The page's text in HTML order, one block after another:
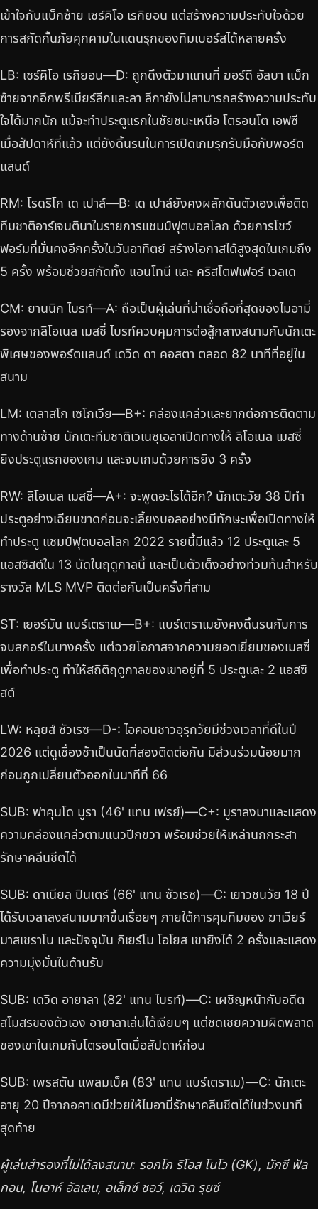
เข้าใจกับแบ็กซ้าย เซร์คิโอ เรกิยอน แต่สร้างความประทับใจด้วย
การสกัดกั้นภัยคุกคามในแดนรุกของทิมเบอร์สได้หลายครั้ง
LB: เซร์คิโอ เรกิยอน—D: ถูกดึงตัวมาแทนที่ ฆอร์ดี อัลบา แบ็ก
ซ้ายจากอีกพรีเมียร์ลีกและลา ลีกายังไม่สามารถสร้างความประทับ
ใจได้มากนัก แม้จะทำประตูแรกในชัยชนะเหนือ โตรอนโต เอฟซี
เมื่อสัปดาห์ที่แล้ว แต่ยังดิ้นรนในการเปิดเกมรุกรับมือกับพอร์ต
แลนด์
RM: โรดริโก เด เปาล์—B: เด เปาล์ยังคงผลักดันตัวเองเพื่อติด
ทีมชาติอาร์เจนตินาในรายการแชมป์ฟุตบอลโลก ด้วยการโชว์
ฟอร์มที่มั่นคงอีกครั้งในวันอาทิตย์ สร้างโอกาสได้สูงสุดในเกมถึง
5 ครั้ง พร้อมช่วยสกัดทั้ง แอนโทนี และ คริสโตฟเฟอร์ เวลเด
CM: ยานนิก ไบรท์—A: ถือเป็นผู้เล่นที่น่าเชื่อถือที่สุดของไมอามี่
รองจากลิโอเนล เมสซี่ ไบรท์ควบคุมการต่อสู้กลางสนามกับนักเตะ
พิเศษของพอร์ตแลนด์ เดวิด ดา คอสตา ตลอด 82 นาทีที่อยู่ใน
สนาม
LM: เตลาสโก เซโกเวีย—B+: คล่องแคล่วและยากต่อการติดตาม
ทางด้านซ้าย นักเตะทีมชาติเวเนซุเอลาเปิดทางให้ ลิโอเนล เมสซี่
ยิงประตูแรกของเกม และจบเกมด้วยการยิง 3 ครั้ง
RW: ลิโอเนล เมสซี่—A+: จะพูดอะไรได้อีก? นักเตะวัย 38 ปีทำ
ประตูอย่างเฉียบขาดก่อนจะเลี้ยงบอลอย่างมีทักษะเพื่อเปิดทางให้
ทำประตู แชมป์ฟุตบอลโลก 2022 รายนี้มีแล้ว 12 ประตูและ 5
แอสซิสต์ใน 13 นัดในฤดูกาลนี้ และเป็นตัวเต็งอย่างท่วมท้นสำหรับ
รางวัล MLS MVP ติดต่อกันเป็นครั้งที่สาม
ST: เยอร์มัน แบร์เตราเม—B+: แบร์เตราเมยังคงดิ้นรนกับการ
จบสกอร์ในบางครั้ง แต่ฉวยโอกาสจากความยอดเยี่ยมของเมสซี่
เพื่อทำประตู ทำให้สถิติฤดูกาลของเขาอยู่ที่ 5 ประตูและ 2 แอสซิ
สต์
LW: หลุยส์ ซัวเรซ—D-: ไอคอนชาวอุรุกวัยมีช่วงเวลาที่ดีในปี
2026 แต่ดูเชื่องช้าเป็นนัดที่สองติดต่อกัน มีส่วนร่วมน้อยมาก
ก่อนถูกเปลี่ยนตัวออกในนาทีที่ 66
SUB: ฟาคุนโด มูรา (46' แทน เฟรย์)—C+: มูราลงมาและแสดง
ความคล่องแคล่วตามแนวปีกขวา พร้อมช่วยให้เหล่านกกระสา
รักษาคลีนชีตได้
SUB: ดาเนียล ปินเตร์ (66' แทน ซัวเรซ)—C: เยาวชนวัย 18 ปี
ได้รับเวลาลงสนามมากขึ้นเรื่อยๆ ภายใต้การคุมทีมของ ฆาเวียร์
มาสเชราโน และปัจจุบัน กิเยร์โม โอโยส เขายิงได้ 2 ครั้งและแสดง
ความมุ่งมั่นในด้านรับ
SUB: เดวิด อายาลา (82' แทน ไบรท์)—C: เผชิญหน้ากับอดีต
สโมสรของตัวเอง อายาลาเล่นได้เงียบๆ แต่ชดเชยความผิดพลาด
ของเขาในเกมกับโตรอนโตเมื่อสัปดาห์ก่อน
SUB: เพรสตัน แพลมเบ็ค (83' แทน แบร์เตราเม)—C: นักเตะ
อายุ 20 ปีจากอคาเดมีช่วยให้ไมอามี่รักษาคลีนชีตได้ในช่วงนาที
สุดท้าย
ผู้เล่นสำรองที่ไม่ได้ลงสนาม: รอกโก ริโอส โนโว (GK), มักซี ฟัล
กอน, โนอาห์ อัลเลน, อเล็กซ์ ชอว์, เดวิด รุยซ์